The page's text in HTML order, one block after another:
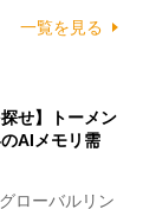
一覧を見る
せ】トーメン
AIメモリ需
ローバルリン